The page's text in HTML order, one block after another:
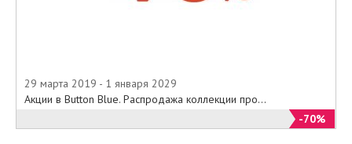
29 марта 2019 - 1 января 2029
Акции в Button Blue. Распродажа коллекции про...
-70%